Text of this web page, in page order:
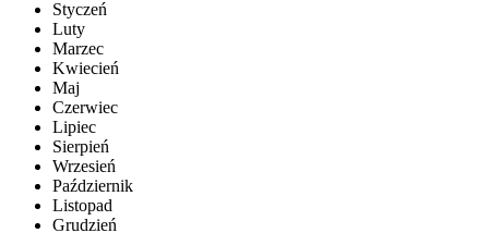
Styczeń
Luty
Marzec
Kwiecień
Maj
Czerwiec
Lipiec
Sierpień
Wrzesień
Październik
Listopad
Grudzień